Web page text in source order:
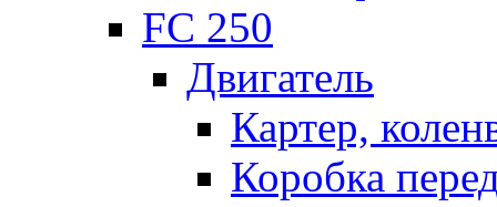
FC 250
Двигатель
Картер,
Коробка